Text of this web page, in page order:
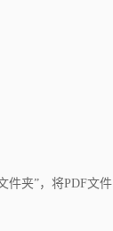
夹”，将PDF文件